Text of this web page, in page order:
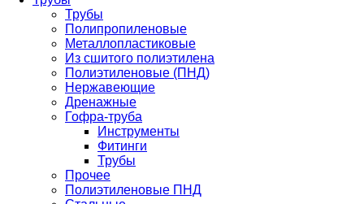
Трубы
Полипропиленовые
Металлопластиковые
Из сшитого полиэтилена
Полиэтиленовые (ПНД)
Нержавеющие
Дренажные
Гофра-труба
Инструменты
Фитинги
Трубы
Прочее
Полиэтиленовые ПНД